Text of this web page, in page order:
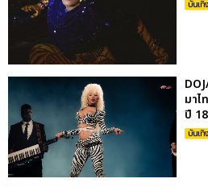
บันเทิง
มาไ
ปี
บันเทิง